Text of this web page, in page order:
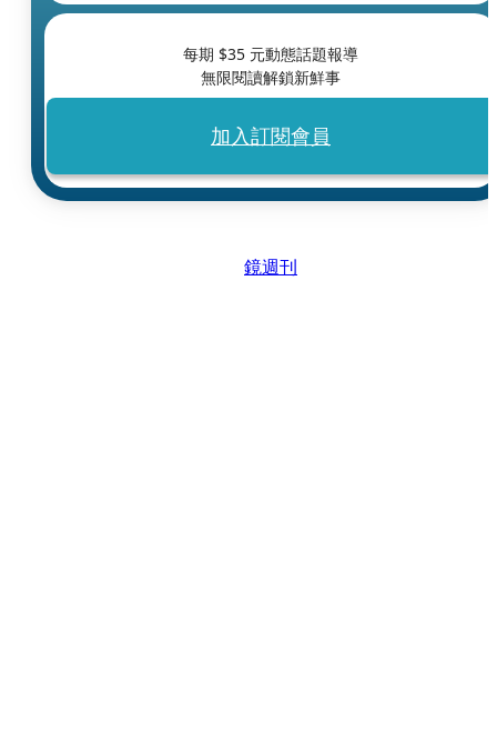
每期 $35 元動態話題報導
無限閱讀解鎖新鮮事
加入訂閱會員
鏡週刊